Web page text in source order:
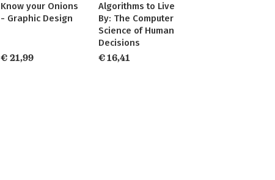
Know your Onions
- Graphic Design
€ 21,99
Algorithms to Live
By: The Computer
Science of Human
Decisions
€ 16,41